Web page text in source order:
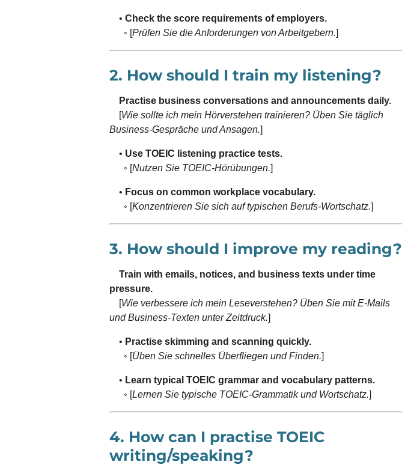
• Check the score requirements of employers.
◦ [Prüfen Sie die Anforderungen von Arbeitgebern.]
2. How should I train my listening?
Practise business conversations and announcements daily.
[Wie sollte ich mein Hörverstehen trainieren? Üben Sie täglich
Business-Gespräche und Ansagen.]
• Use TOEIC listening practice tests.
◦ [Nutzen Sie TOEIC-Hörübungen.]
• Focus on common workplace vocabulary.
◦ [Konzentrieren Sie sich auf typischen Berufs-Wortschatz.]
3. How should I improve my reading?
Train with emails, notices, and business texts under time
pressure.
[Wie verbessere ich mein Leseverstehen? Üben Sie mit E-Mails
und Business-Texten unter Zeitdruck.]
• Practise skimming and scanning quickly.
◦ [Üben Sie schnelles Überfliegen und Finden.]
• Learn typical TOEIC grammar and vocabulary patterns.
◦ [Lernen Sie typische TOEIC-Grammatik und Wortschatz.]
4. How can I practise TOEIC
writing/speaking?